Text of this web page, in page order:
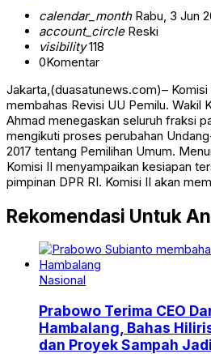
calendar_monthRabu, 3 Jun
account_circleReski
visibility118
0Komentar
Jakarta,(duasatunews.com)– Komisi
membahas Revisi UU Pemilu. Wakil
Ahmad menegaskan seluruh fraksi
mengikuti proses perubahan
2017 tentang Pemilihan Umum.
Komisi II menyampaikan kesiapan
pimpinan DPR RI. Komisi II akan
Rekomendasi Untuk
Nasional
Prabowo Terima CEO
Hambalang, Bahas
dan Proyek Sampah